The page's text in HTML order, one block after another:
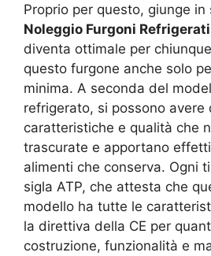
Proprio per questo, giunge in
Noleggio Furgoni
diventa ottimale per
questo furgone anche solo
minima. A seconda del
refrigerato, si possono avere
caratteristiche e qualità che
trascurate e apportano
alimenti che conserva. Ogni
sigla ATP, che attesta che
modello ha tutte le
la direttiva della CE per
costruzione, funzionalità e